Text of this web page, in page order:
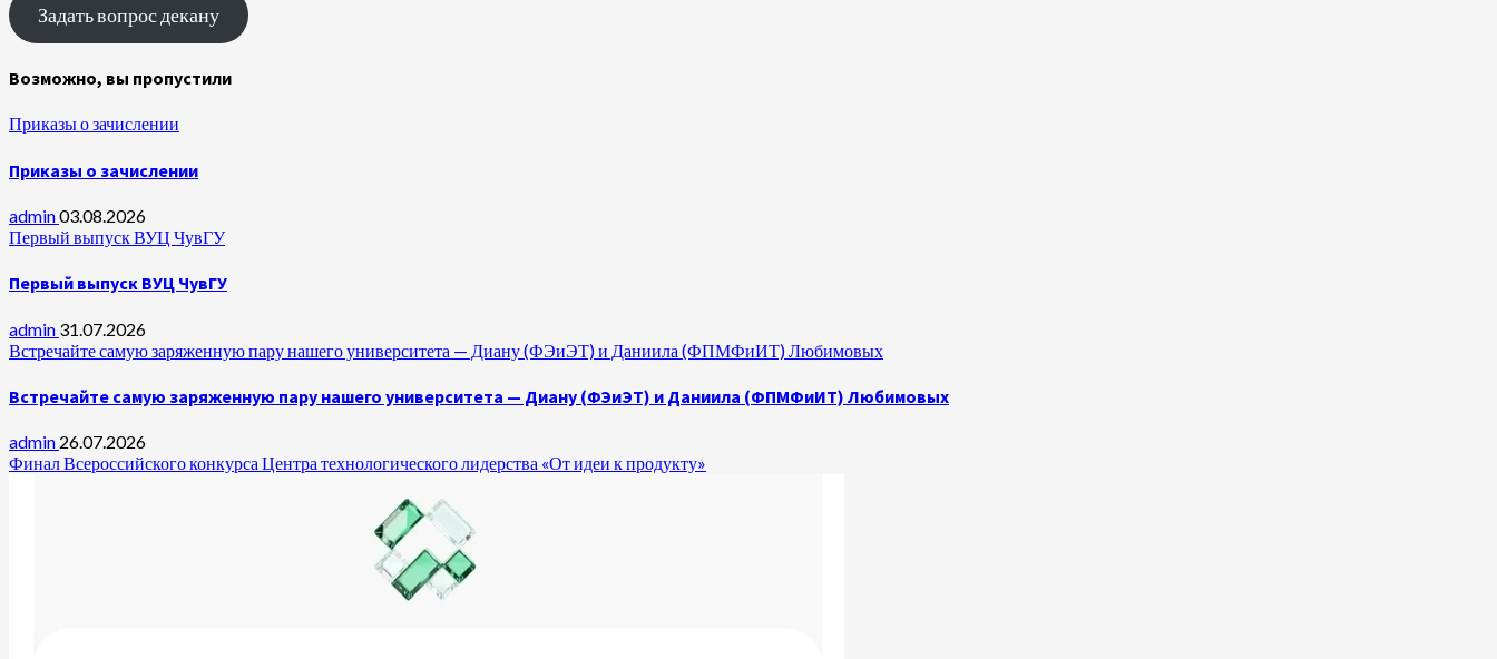
Задать вопрос декану
Возможно, вы пропустили
Приказы о зачислении
Приказы о зачислении
admin03.08.2026
Первый выпуск ВУЦ ЧувГУ
Первый выпуск ВУЦ ЧувГУ
admin 31.07.2026
Встречайте самую заряженную пару нашего университета — Диану (ФЭиЭТ) и Даниила (ФПМФиИТ) Любимовых
Встречайте самую заряженную пару нашего университета — Диану (ФЭиЭТ) и Даниила (ФПМФиИТ) Любимовых
admin 26.07.2026
Финал Всероссийского конкурса Центра технологического лидерства «От идеи к продукту»